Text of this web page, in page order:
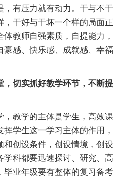
，有压力就有动力。干与不干
，干好与干坏一个样的局面正
教师自强素质，自提能力，
豪感、快乐感、成就感、幸福
切实抓好教学环节，不断提
教学的主体是学生，高效课
学生这一学习主体的作用，
和创设条件，创设情境，创设
学科都要迅速探讨、研究、高
毕业年级要有整体的复习备考